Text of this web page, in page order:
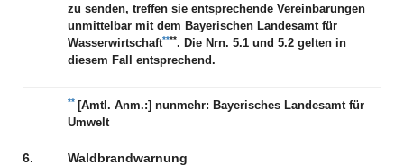
zu senden, treffen sie entsprechende Vereinbarungen
unmittelbar mit dem Bayerischen Landesamt für
Wasserwirtschaft****. Die Nrn. 5.1 und 5.2 gelten in
diesem Fall entsprechend.
** [Amtl. Anm.:] nunmehr: Bayerisches Landesamt für
Umwelt
6. Waldbrandwarnung